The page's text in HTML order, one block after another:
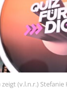
(v.l.n.r.)